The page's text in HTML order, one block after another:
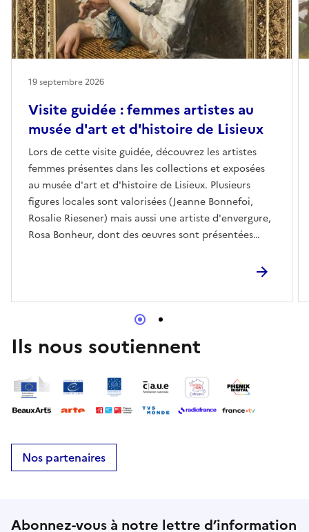
Visite guidée : femmes artistes au
musée d'art et d'histoire de Lisieux
Lors de cette visite guidée, découvrez les artistes
femmes présentes dans les collections et exposées
au musée d'art et d'histoire de Lisieux. Plusieurs
figures locales sont valorisées (Jeanne Bonnefoi,
Rosalie Riesener) mais aussi une artiste d'envergure,
Rosa Bonheur, dont des œuvres sont présentées
Bestiaire champêtre dans l'œil des artistes ». Dans le
19 septembre 2026
Ils nous soutiennent
Nos partenaires
Abonnez-vous à notre lettre d’information